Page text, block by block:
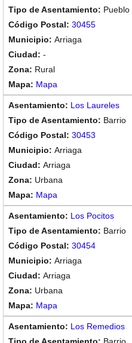
Pueblo
30455
Arriaga
-
Rural
Mapa
Los Laureles
Barrio
30453
Arriaga
Arriaga
Urbana
Mapa
Los Pocitos
Barrio
30454
Arriaga
Arriaga
Urbana
Mapa
Los Remedios